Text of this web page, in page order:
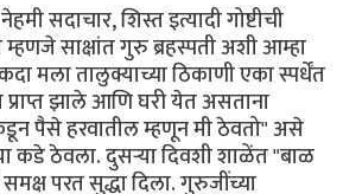
सदाचार, शिस्त इत्यादी गोष्टीची
साक्षांत गुरु ब्रहस्पती अशी आम्हा
मला तालुक्याच्या ठिकाणी एका स्पर्धेंत
झाले आणि घरी येत असताना
पैसे हरवातील म्हणून मी ठेवतो" असे
कडे ठेवला. दुसऱ्या दिवशी शाळेंत "बाळ
परत सुद्धा दिला. गुरुजींच्या